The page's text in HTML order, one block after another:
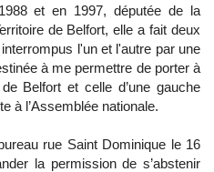
et en 1997, députée de la
de Belfort, elle a fait deux
l'un et l'autre par une
à me permettre de porter à
Belfort et celle d’une gauche
à l’Assemblée nationale.
rue Saint Dominique le 16
la permission de s’abstenir